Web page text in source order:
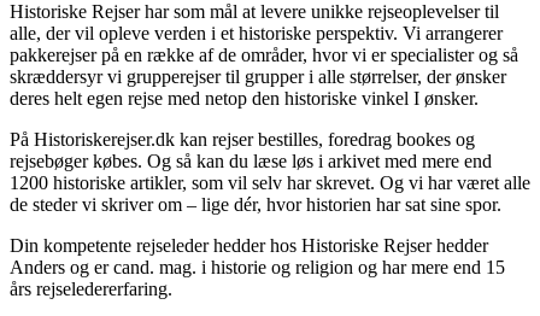
Historiske Rejser har som mål at levere unikke rejseoplevelser til
alle, der vil opleve verden i et historiske perspektiv. Vi arrangerer
pakkerejser på en række af de områder, hvor vi er specialister og så
skræddersyr vi grupperejser til grupper i alle størrelser, der ønsker
deres helt egen rejse med netop den historiske vinkel I ønsker.
På Historiskerejser.dk kan rejser bestilles, foredrag bookes og
rejsebøger købes. Og så kan du læse løs i arkivet med mere end
1200 historiske artikler, som vil selv har skrevet. Og vi har været alle
de steder vi skriver om – lige dér, hvor historien har sat sine spor.
Din kompetente rejseleder hedder hos Historiske Rejser hedder
Anders og er cand. mag. i historie og religion og har mere end 15
års rejseledererfaring.